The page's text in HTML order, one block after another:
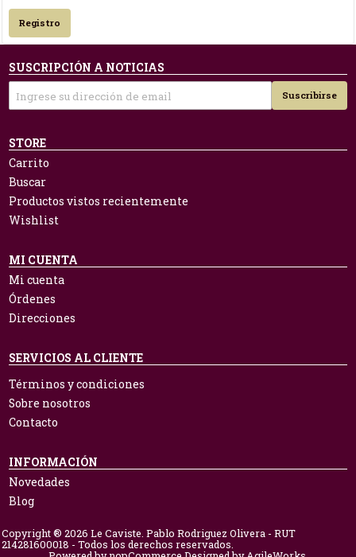
Registro
SUSCRIPCIÓN A NOTICIAS
Suscribirse
STORE
Carrito
Buscar
Productos vistos recientemente
Wishlist
MI CUENTA
Mi cuenta
Órdenes
Direcciones
SERVICIOS AL CLIENTE
Términos y condiciones
Sobre nosotros
Contacto
INFORMACIÓN
Novedades
Blog
Copyright ® 2026 Le Caviste. Pablo Rodriguez Olivera - RUT
214281600018 - Todos los derechos reservados.